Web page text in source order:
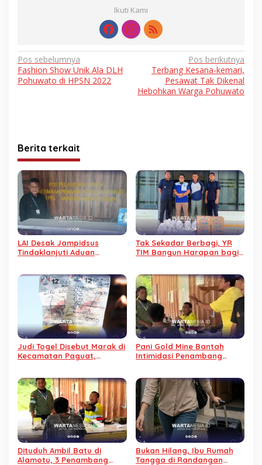
Ikuti Kami
Navigasi
pos
Pos sebelumnya
Fashion Show Unik Ala DLH
Pohuwato di HPSN 2022
Pos berikutnya
Terbang Kesana-kemari,
Pesawat Tak Dikenal
Hebohkan Warga Pohuwato
Berita terkait
LAI Desak Jampidsus
Tindaklanjuti Aduan
Tani
Tak Sekadar Berbagi, YR
TIM Bangun Harapan bagi
Judi Togel Disebut Marak di
Kecamatan Paguat,
Pani Gold Mine Bantah
Intimidasi Penambang
Dituduh Ambil Batu di
Alamotu, 3 Penambang
Bukan Hilang, Ibu Rumah
Tangga di Randangan